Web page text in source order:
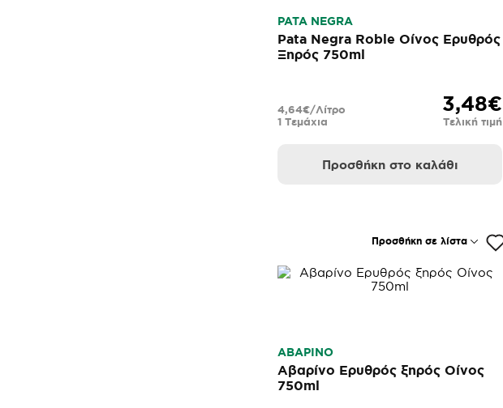
PATA NEGRA
Pata Negra Roble Οίνος Ερυθρός
Ξηρός 750ml
3,48€
Τελική τιμή
1 Τεμάχια
4,64€/Λίτρο
Προσθήκη στο καλάθι
Προσθήκη σε λίστα
ΑΒΑΡΙΝΟ
Αβαρίνο Ερυθρός ξηρός Οίνος
750ml